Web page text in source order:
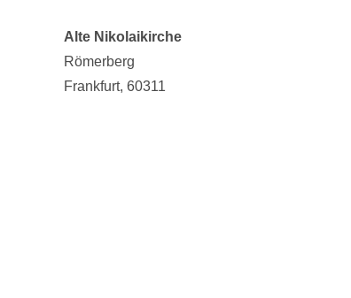
Alte Nikolaikirche
Römerberg
Frankfurt, 60311